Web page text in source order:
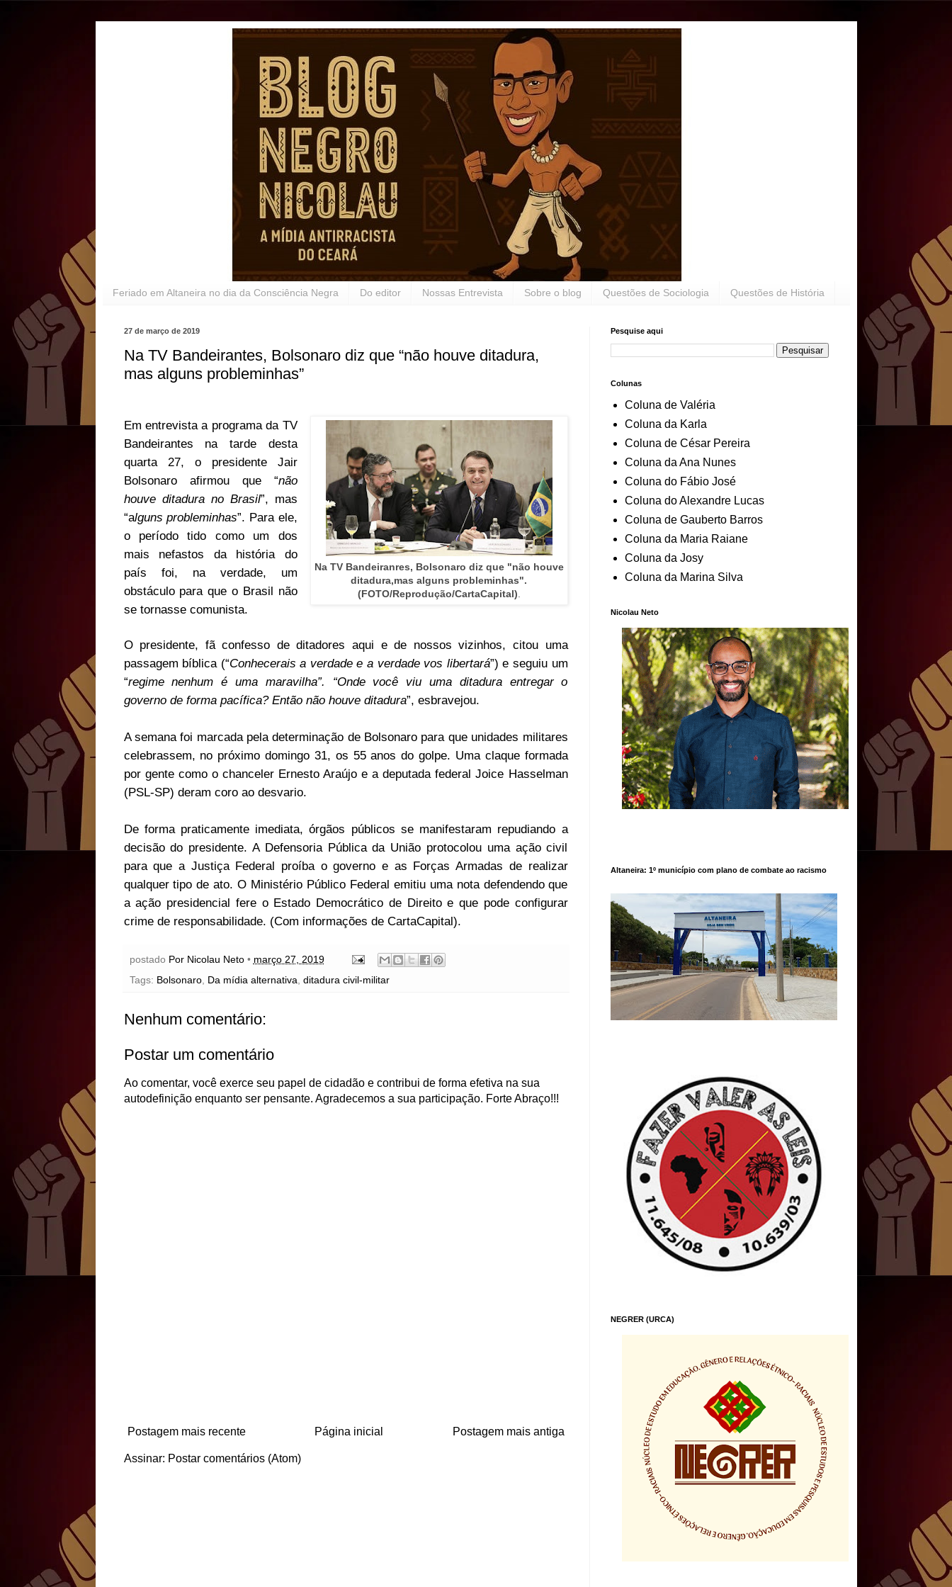
Feriado em Altaneira no dia da Consciência Negra Do editor Nossas Entrevista Sobre o blog Questões de Sociologia Questões de História
27 de março de 2019
Na TV Bandeirantes, Bolsonaro diz que “não houve ditadura,
mas alguns probleminhas”
Na TV Bandeiranres, Bolsonaro diz que "não houve
ditadura,mas alguns probleminhas".
(FOTO/Reprodução/CartaCapital)
Em entrevista a programa da TV
Bandeirantes na tarde desta
quarta 27, o presidente Jair
Bolsonaro afirmou que “não
houve ditadura no Brasil”, mas
“alguns probleminhas”. Para ele,
o período tido como um dos
mais nefastos da história do
país foi, na verdade, um
obstáculo para que o Brasil não
se tornasse comunista.
O presidente, fã confesso de ditadores aqui e de nossos vizinhos, citou uma
passagem bíblica (“Conhecerais a verdade e a verdade vos libertará”) e seguiu um
“regime nenhum é uma maravilha”. “Onde você viu uma ditadura entregar o
governo de forma pacífica? Então não houve ditadura”, esbravejou.
A semana foi marcada pela determinação de Bolsonaro para que unidades militares
celebrassem, no próximo domingo 31, os 55 anos do golpe. Uma claque formada
por gente como o chanceler Ernesto Araújo e a deputada federal Joice Hasselman
(PSL-SP) deram coro ao desvario.
De forma praticamente imediata, órgãos públicos se manifestaram repudiando a
decisão do presidente. A Defensoria Pública da União protocolou uma ação civil
para que a Justiça Federal proíba o governo e as Forças Armadas de realizar
qualquer tipo de ato. O Ministério Público Federal emitiu uma nota defendendo que
a ação presidencial fere o Estado Democrático de Direito e que pode configurar
crime de responsabilidade. (Com informações de CartaCapital).
postado Por Nicolau Neto • março 27, 2019
Tags: Bolsonaro, Da mídia alternativa ditadura civil-militar
Nenhum comentário:
Postar um comentário
Ao comentar, você exerce seu papel de cidadão e contribui de forma efetiva na sua
autodefinição enquanto ser pensante. Agradecemos a sua participação. Forte Abraço!!!
Postagem mais recente Postagem mais antiga
Página inicial
Assinar: Postar comentários (Atom)
Pesquise aqui
Colunas
Coluna de Valéria
Coluna da Karla
Coluna de César Pereira
Coluna da Ana Nunes
Coluna do Fábio José
Coluna do Alexandre Lucas
Coluna de Gauberto Barros
Coluna da Maria Raiane
Coluna da Josy
Coluna da Marina Silva
Nicolau Neto
Altaneira: 1º município com plano de combate ao racismo
NEGRER (URCA)